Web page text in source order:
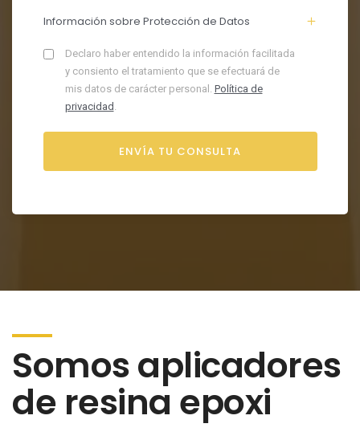
Información sobre Protección de Datos
Declaro haber entendido la información facilitada
y consiento el tratamiento que se efectuará de
mis datos de carácter personal. Política de
privacidad .
Somos aplicadores
de resina epoxi